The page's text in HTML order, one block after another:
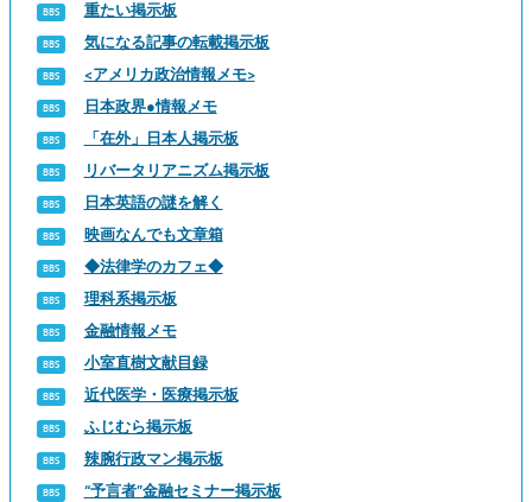
重たい掲示板
気になる記事の転載掲示板
<アメリカ政治情報メモ>
日本政界●情報メモ
「在外」日本人掲示板
リバータリアニズム掲示板
日本英語の謎を解く
映画なんでも文章箱
◆法律学のカフェ◆
理科系掲示板
金融情報メモ
小室直樹文献目録
近代医学・医療掲示板
ふじむら掲示板
辣腕行政マン掲示板
“予言者”金融セミナー掲示板